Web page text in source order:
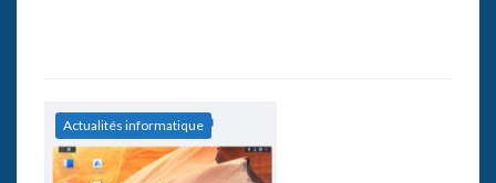
Actualités informatique